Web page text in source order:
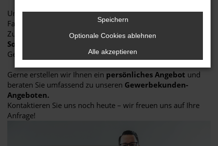
Unsereflexiblen Lösungenermöglichen es Ihnen, Ihre
Fahrzeuge effizient zu verwalten und individuell anzupassen.
Zudem profitieren Sie regelmäßig von exklusiven
Sonderkonditionen
Gewerbekunden abgestimmt sind.
Gerne erstellen wir Ihnen ein persönliches Angebot und
beraten Sie umfassend zu unseren Gewerbekunden-
Angeboten.
Kontaktieren Sie uns noch heute – wir freuen uns auf Ihre
Anfrage!
Speichern
Optionale Cookies ablehnen
Alle akzeptieren